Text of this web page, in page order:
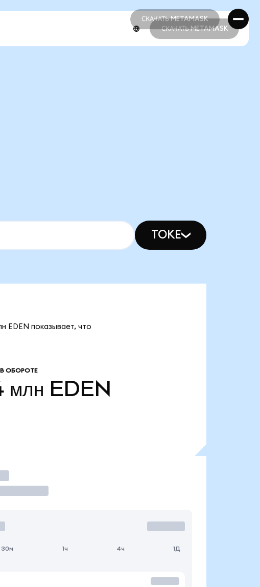
СКАЧАТЬ METAMASK
СКАЧАТЬ METAMASK
СКАЧАТЬ METAMASK
TOKE
EDEN показывает, что
ОБОРОТЕ
млн EDEN
30м 1ч 4ч 1Д